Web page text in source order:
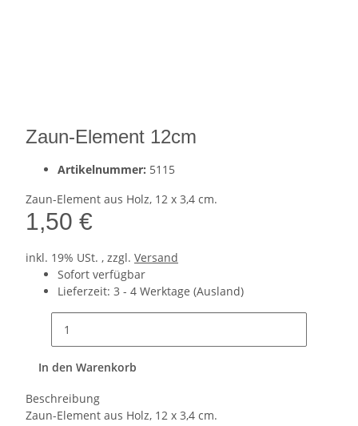
Zaun-Element 12cm
Artikelnummer: 5115
Zaun-Element aus Holz, 12 x 3,4 cm.
1,50 €
inkl. 19% USt. , zzgl. Versand
Sofort verfügbar
Lieferzeit: 3 - 4 Werktage (Ausland)
In den Warenkorb
Beschreibung
Zaun-Element aus Holz, 12 x 3,4 cm.